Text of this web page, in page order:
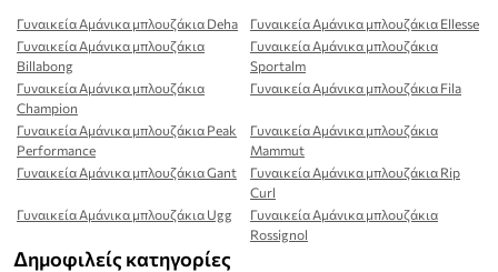
Γυναικεία Αμάνικα μπλουζάκια Deha
Γυναικεία Αμάνικα μπλουζάκια Ellesse
Γυναικεία Αμάνικα μπλουζάκια
Billabong
Γυναικεία Αμάνικα μπλουζάκια
Sportalm
Γυναικεία Αμάνικα μπλουζάκια
Champion
Γυναικεία Αμάνικα μπλουζάκια Fila
Γυναικεία Αμάνικα μπλουζάκια Peak
Performance
Γυναικεία Αμάνικα μπλουζάκια
Mammut
Γυναικεία Αμάνικα μπλουζάκια Gant
Γυναικεία Αμάνικα μπλουζάκια Rip
Curl
Γυναικεία Αμάνικα μπλουζάκια Ugg
Γυναικεία Αμάνικα μπλουζάκια
Rossignol
Δημοφιλείς κατηγορίες